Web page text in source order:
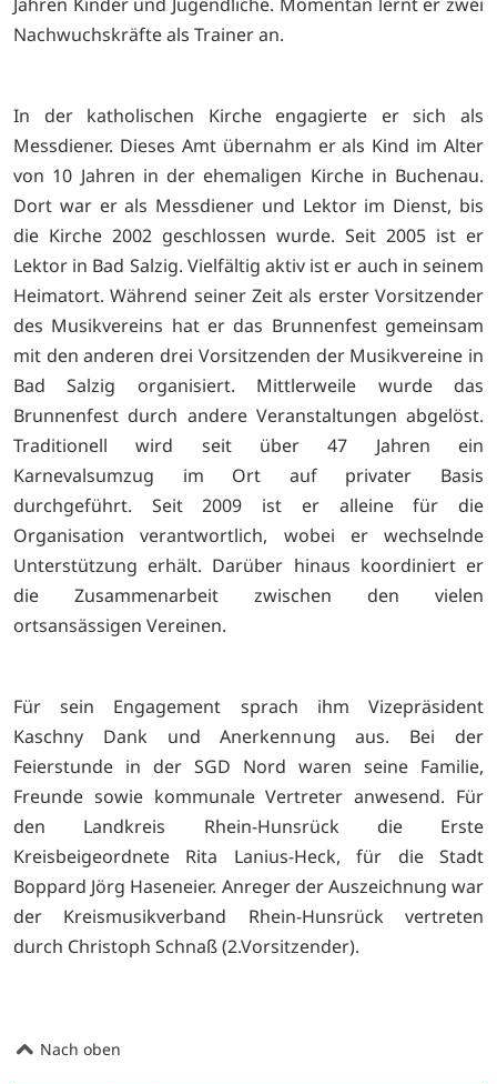
Nachwuchskräfte als Trainer an.
In der katholischen Kirche engagierte er sich als
Messdiener. Dieses Amt übernahm er als Kind im Alter
von 10 Jahren in der ehemaligen Kirche in Buchenau.
Dort war er als Messdiener und Lektor im Dienst, bis
die Kirche 2002 geschlossen wurde. Seit 2005 ist er
Lektor in Bad Salzig. Vielfältig aktiv ist er auch in seinem
Heimatort. Während seiner Zeit als erster Vorsitzender
des Musikvereins hat er das Brunnenfest gemeinsam
mit den anderen drei Vorsitzenden der Musikvereine in
Bad Salzig organisiert. Mittlerweile wurde das
Brunnenfest durch andere Veranstaltungen abgelöst.
Traditionell wird seit über 47 Jahren ein
Karnevalsumzug im Ort auf privater Basis
durchgeführt. Seit 2009 ist er alleine für die
Organisation verantwortlich, wobei er wechselnde
Unterstützung erhält. Darüber hinaus koordiniert er
die Zusammenarbeit zwischen den vielen
ortsansässigen Vereinen.
Für sein Engagement sprach ihm Vizepräsident
Kaschny Dank und Anerkennung aus. Bei der
Feierstunde in der SGD Nord waren seine Familie,
Freunde sowie kommunale Vertreter anwesend. Für
den Landkreis Rhein-Hunsrück die Erste
Kreisbeigeordnete Rita Lanius-Heck, für die Stadt
Boppard Jörg Haseneier. Anreger der Auszeichnung war
der Kreismusikverband Rhein-Hunsrück vertreten
durch Christoph Schnaß (2.Vorsitzender).
Nach oben